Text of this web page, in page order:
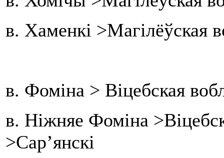
в. Хаменкі >Магілёўская
в. Фоміна > Віцебская
в. Ніжняе Фоміна
>Сар’янскі